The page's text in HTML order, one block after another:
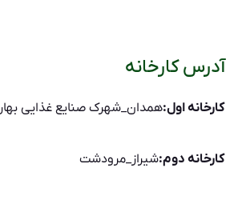
آدرس کارخانه
کارخانه اول:همدان_شهرک صنایع غذایی بهار
کارخانه دوم:شیراز_مرودشت